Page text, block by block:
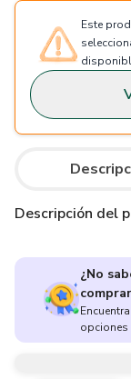
Este
Descripción del
¿No
opciones